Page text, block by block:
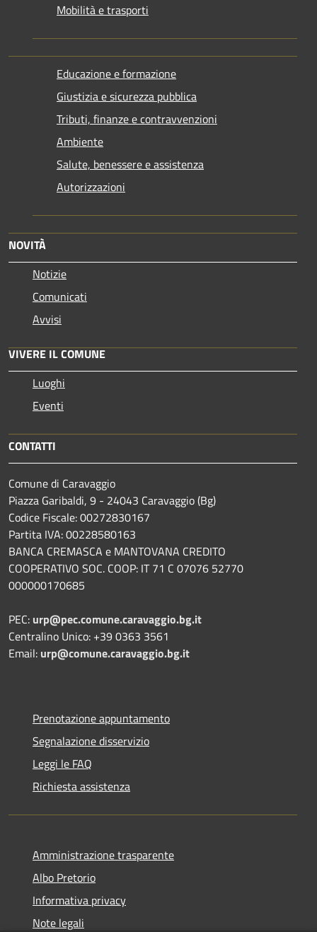
Mobilità e trasporti
Educazione e formazione
Giustizia e sicurezza pubblica
Tributi, finanze e contravvenzioni
Ambiente
Salute, benessere e assistenza
Autorizzazioni
NOVITÀ
Notizie
Comunicati
Avvisi
VIVERE IL COMUNE
Luoghi
Eventi
CONTATTI
Comune di Caravaggio
Piazza Garibaldi, 9 - 24043 Caravaggio (Bg)
Codice Fiscale: 00272830167
Partita IVA: 00228580163
BANCA CREMASCA e MANTOVANA CREDITO
COOPERATIVO SOC. COOP: IT 71 C 07076 52770
000000170685
PEC: urp@pec.comune.caravaggio.bg.it
Centralino Unico: +39 0363 3561
Email: urp@comune.caravaggio.bg.it
Prenotazione appuntamento
Segnalazione disservizio
Leggi le FAQ
Richiesta assistenza
Amministrazione trasparente
Albo Pretorio
Informativa privacy
Note legali